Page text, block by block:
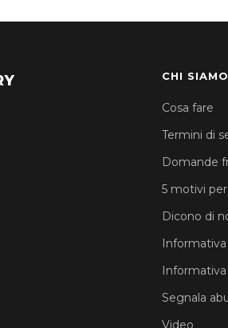
CHI SIAMO
Cosa fare
Termini di
Domande
5 motivi
Dicono di
Segnala
Video